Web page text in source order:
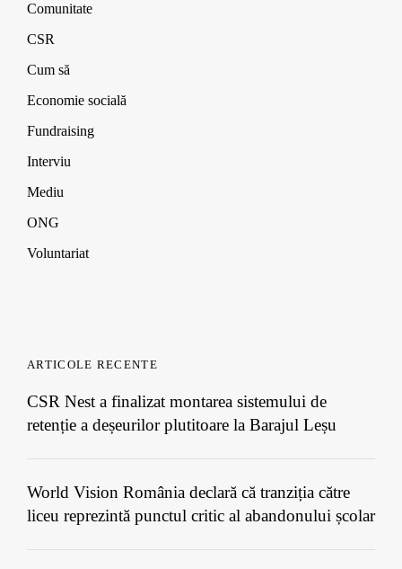
Comunitate
CSR
Cum să
Economie socială
Fundraising
Interviu
Mediu
ONG
Voluntariat
ARTICOLE RECENTE
CSR Nest a finalizat montarea sistemului de
retenție a deșeurilor plutitoare la Barajul Leșu
World Vision România declară că tranziția către
liceu reprezintă punctul critic al abandonului școlar